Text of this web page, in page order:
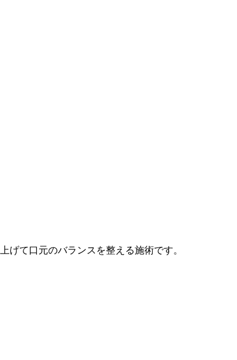
げて口元のバランスを整える施術です。